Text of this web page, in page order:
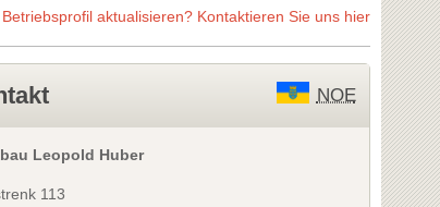
aktualisieren? Kontaktieren Sie uns hier
NOE
Leopold Huber
113